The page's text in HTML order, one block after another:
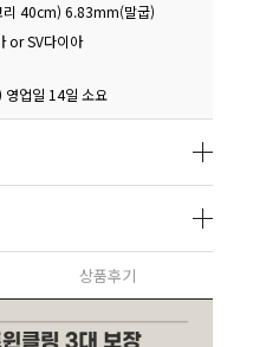
40cm) 6.83mm(말굽)
or SV다이아
영업일 14일 소요
상품후기